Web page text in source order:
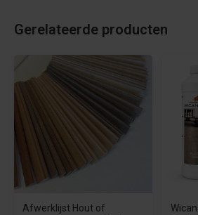
Gerelateerde producten
Afwerklijst Hout of